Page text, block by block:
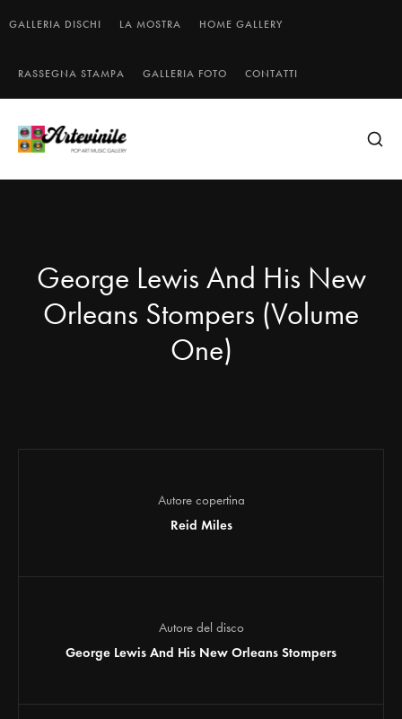
GALLERIA DISCHI LA MOSTRA HOME GALLERY
RASSEGNA STAMPA GALLERIA FOTO CONTATTI
George Lewis And His New
Orleans Stompers (Volume
One)
Autore copertina
Reid Miles
Autore del disco
George Lewis And His New Orleans Stompers